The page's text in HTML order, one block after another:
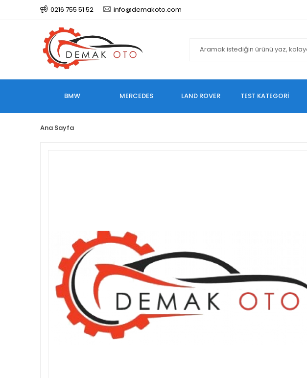
0216 755 51 52 info@demakoto.com
BMW MERCEDES LAND ROVER TEST KATEGORİ
Ana Sayfa